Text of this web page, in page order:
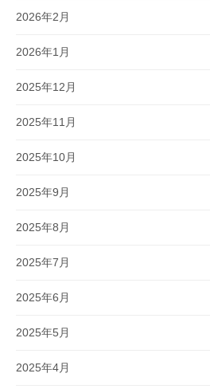
2026年2月
2026年1月
2025年12月
2025年11月
2025年10月
2025年9月
2025年8月
2025年7月
2025年6月
2025年5月
2025年4月